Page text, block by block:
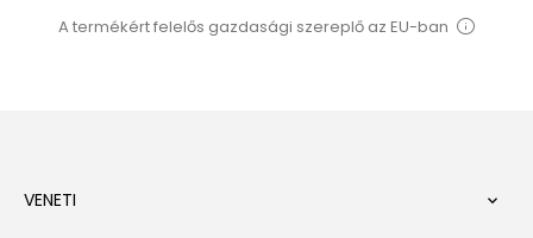
A termékért felelős gazdasági szereplő az EU-ban
VENETI 